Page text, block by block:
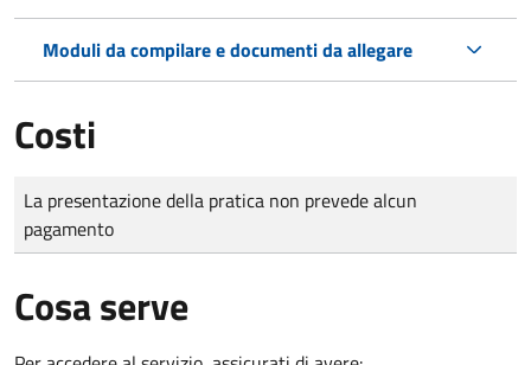
Moduli da compilare e documenti da allegare
Costi
Tipo di pagamento
Importo
La presentazione della pratica non prevede alcun
pagamento
Cosa serve